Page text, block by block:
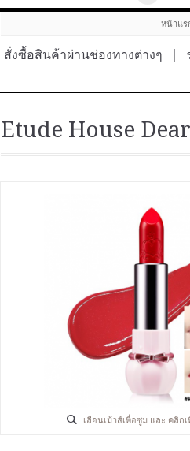
หน้าแร
สั่งซื้อสินค้าผ่านช่องทางต่างๆ
Etude House
เลื่อนเม้าส์เพื่อซูม และ คลิก